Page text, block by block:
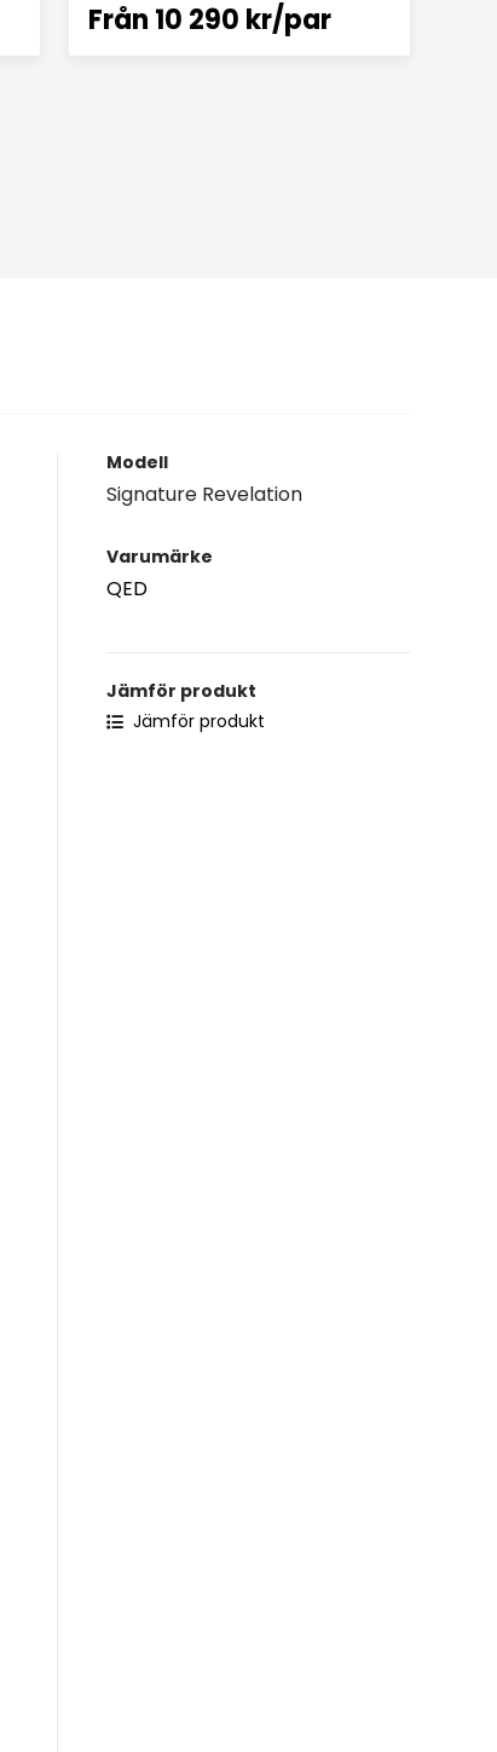
Från 10 290 kr/par
Modell
Signature Revelation
Varumärke
QED
Jämför produkt
Jämför produkt